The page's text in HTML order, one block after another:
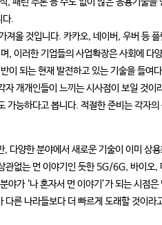
다.
져올 것입니다. 카카오, 네이버, 우버 등 플
, 이러한 기업들의 사업확장은 사회에 다
이 되는 현재 발전하고 있는 기술을 들여
자 개개인들이 느끼는 시사점이 보일 것이
가능하다고 봅니다. 적절한 준비는 각자의
, 다양한 분야에서 새로운 기술이 이미 상
관없는 먼 이야기인 듯한 5G/6G, 바이오,
야가 ‘나 혼자서 먼 이야기’가 되는 시점은
다른 나라들보다 더 빠르게 도래할 것이라